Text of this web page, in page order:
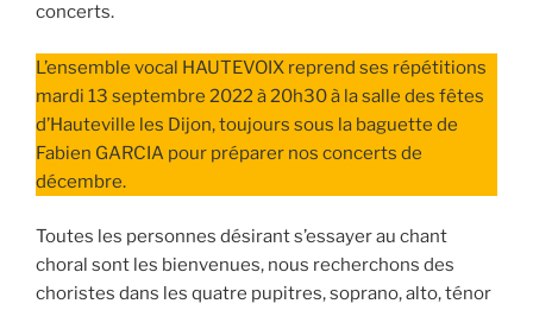
concerts.
L’ensemble vocal HAUTEVOIX reprend ses répétitions
mardi 13 septembre 2022 à 20h30 à la salle des fêtes
d’Hauteville les Dijon, toujours sous la baguette de
Fabien GARCIA pour préparer nos concerts de
décembre.
Toutes les personnes désirant s’essayer au chant
choral sont les bienvenues, nous recherchons des
choristes dans les quatre pupitres, soprano, alto, ténor